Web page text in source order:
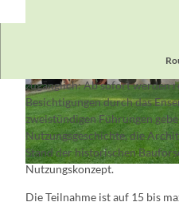
© SKO Projekt GmbH 2025, SKO Projekt GmbH 2025
© SKO Projekt GmbH 2025, SKO Projekt GmbH
2025
Schloss und Park Kossenblatt
zugänglich: Ab sofort werden
Besichtigungen durch das
zweistündigen Führungen
Nutzungsgeschichte, die
Stand der historischen
Nutzungskonzept.
Die Teilnahme ist auf 15 bis